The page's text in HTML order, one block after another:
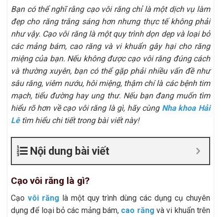
Bạn có thể nghĩ rằng cạo vôi răng chỉ là một dịch vụ làm
đẹp cho răng trắng sáng hơn nhưng thực tế không phải
như vậy. Cạo vôi răng là một quy trình dọn dẹp và loại bỏ
các mảng bám, cao răng và vi khuẩn gây hại cho răng
miệng của bạn. Nếu không được cạo vôi răng đúng cách
và thường xuyên, bạn có thể gặp phải nhiều vấn đề như
sâu răng, viêm nướu, hôi miệng, thậm chí là các bệnh tim
mạch, tiểu đường hay ung thư. Nếu bạn đang muốn tìm
hiểu rõ hơn về cạo vôi răng là gì, hãy cùng Nha khoa Hải
Lêtìm hiểu chi tiết trong bài viết này!
Nội dung bài viết
Cạo vôi răng là gì?
Cạo vôi răng là một quy trình dùng các dụng cụ chuyên
dụng để loại bỏ các mảng bám, cao răng và vi khuẩn trên